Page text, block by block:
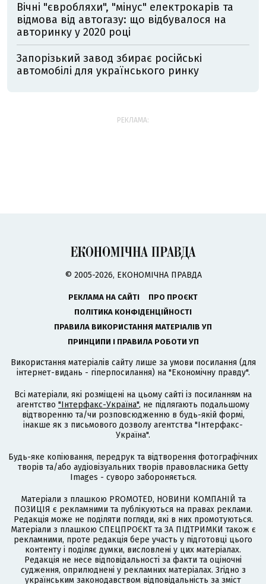
Вічні "євробляхи", "мінус" електрокарів та
відмова від автогазу: що відбувалося на
авторинку у 2020 році
Запорізький завод збирає російські
автомобілі для українського ринку
РЕКЛАМА:
© 2005-2026, ЕКОНОМІЧНА ПРАВДА
РЕКЛАМА НА САЙТІ
ПРО ПРОЄКТ
ПОЛІТИКА КОНФІДЕНЦІЙНОСТІ
ПРАВИЛА ВИКОРИСТАННЯ МАТЕРІАЛІВ УП
ПРИНЦИПИ І ПРАВИЛА РОБОТИ УП
Використання матеріалів сайту лише за умови посилання (для
інтернет-видань - гіперпосилання) на "Економічну правду".
Всі матеріали, які розміщені на цьому сайті із посиланням на
агентство "Інтерфакс-Україна", не підлягають подальшому
відтворенню та/чи розповсюдженню в будь-якій формі,
інакше як з письмового дозволу агентства "Інтерфакс-
Україна".
Будь-яке копіювання, передрук та відтворення фотографічних
творів та/або аудіовізуальних творів правовласника Getty
Images - суворо забороняється.
Матеріали з плашкою PROMOTED, НОВИНИ КОМПАНІЙ та
ПОЗИЦІЯ є рекламними та публікуються на правах реклами.
Редакція може не поділяти погляди, які в них промотуються.
Матеріали з плашкою СПЕЦПРОЄКТ та ЗА ПІДТРИМКИ також є
рекламними, проте редакція бере участь у підготовці цього
контенту і поділяє думки, висловлені у цих матеріалах.
Редакція не несе відповідальності за факти та оціночні
судження, оприлюднені у рекламних матеріалах. Згідно з
українським законодавством відповідальність за зміст